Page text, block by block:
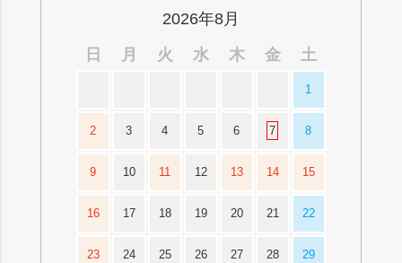
2026年8月
日
月 火 水 木 金 土
1
2 3 4 5 6 7 8
9 10 11 12 13 14 15
16 17 18 19 20 21 22
23 24 25 26 27 28 29